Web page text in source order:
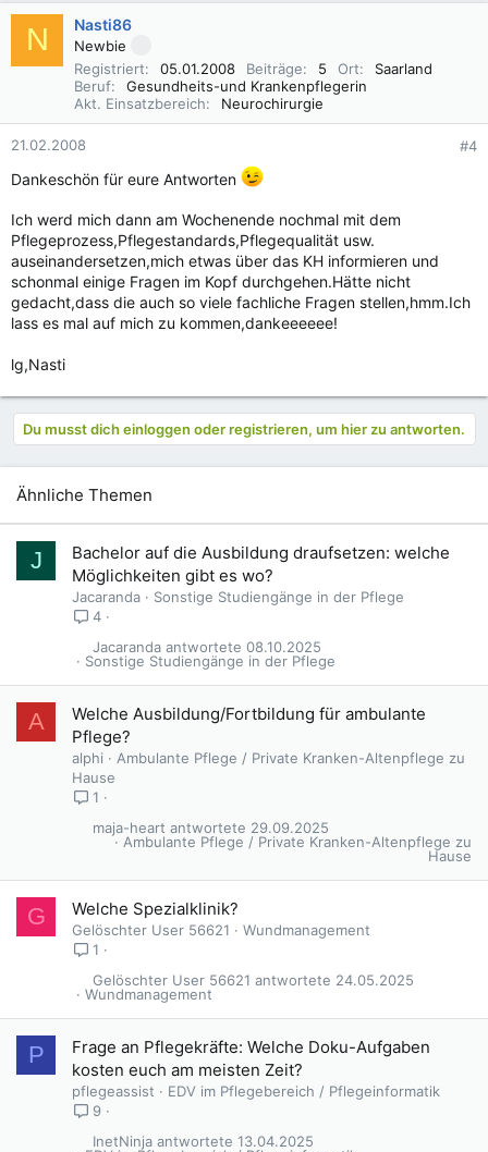
N Nasti86
Newbie
Registriert
05.01.2008 Beiträge 5 Ort
Saarland
Beruf
Gesundheits-und Krankenpflegerin
Akt. Einsatzbereich
Neurochirurgie
21.02.2008 #4
Dankeschön für eure Antworten
Ich werd mich dann am Wochenende nochmal mit dem
Pflegeprozess,Pflegestandards,Pflegequalität usw.
auseinandersetzen,mich etwas über das KH informieren und
schonmal einige Fragen im Kopf durchgehen.Hätte nicht
gedacht,dass die auch so viele fachliche Fragen stellen,hmm.Ich
lass es mal auf mich zu kommen,dankeeeeee!
lg,Nasti
Du musst dich einloggen oder registrieren, um hier zu antworten.
Ähnliche Themen
J
Bachelor auf die Ausbildung draufsetzen: welche
Möglichkeiten gibt es wo?
Jacaranda
Sonstige Studiengänge in der Pflege
4
Sonstige Studiengänge in der Pflege
08.10.2025
Jacaranda
A
Welche Ausbildung/Fortbildung für ambulante
Pflege?
alphi
Ambulante Pflege / Private Kranken-Altenpflege zu
Hause
1
Ambulante Pflege / Private Kranken-Altenpflege zu
Hause
29.09.2025
maja-heart
G Welche Spezialklinik?
Gelöschter User 56621
Wundmanagement
1
Wundmanagement
24.05.2025
Gelöschter User 56621
P
Frage an Pflegekräfte: Welche Doku-Aufgaben
kosten euch am meisten Zeit?
pflegeassist
EDV im Pflegebereich / Pflegeinformatik
9
13.04.2025
InetNinja